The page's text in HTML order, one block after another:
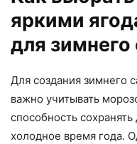
яркими
для зимнего
Для создания зимнего
важно учитывать
способность
холодное время года.